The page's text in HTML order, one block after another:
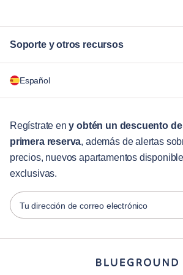
Soporte y otros recursos
Para las empresas
Servicios para huéspedes
Guías de ciudades
Socios
Operadores de alquiler amueblado
Propietarios
Socios de franquicia
Español
English
Português
Español
Français
Türkçe
Regístrate eny obtén un descuento de
primera reserva, además de alertas
precios, nuevos apartamentos
exclusivas.
Tu dirección de correo electrónico